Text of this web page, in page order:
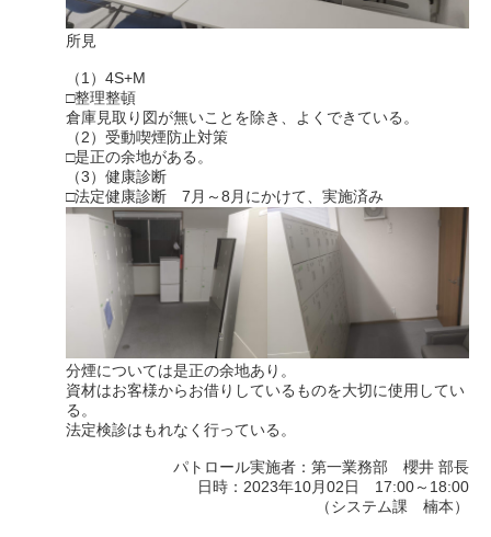
所見
（1）4S+M
□整理整頓
倉庫見取り図が無いことを除き、よくできている。
（2）受動喫煙防止対策
□是正の余地がある。
（3）健康診断
□法定健康診断 7月～8月にかけて、実施済み
分煙については是正の余地あり。
資材はお客様からお借りしているものを大切に使用してい
る。
法定検診はもれなく行っている。
パトロール実施者：第一業務部 櫻井 部長
日時：2023年10月02日 17:00～18:00
（システム課 楠本）